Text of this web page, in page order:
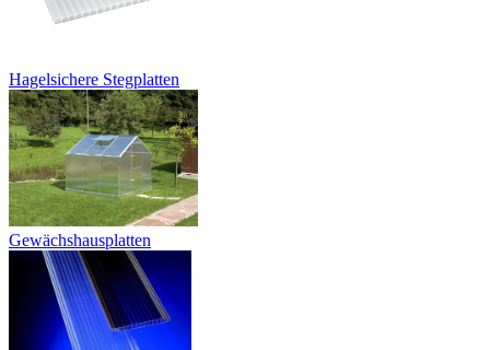
Hagelsichere Stegplatten
Gewächshausplatten